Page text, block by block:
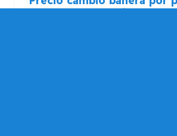
duchaLeroy Merlin